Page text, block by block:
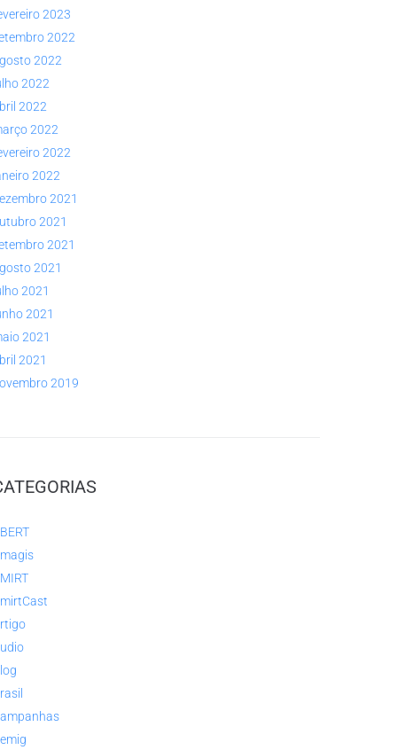
2023
2022
2022
2022
2022
2022
2022
2022
2021
2021
2021
2021
2021
2021
2021
2021
2019